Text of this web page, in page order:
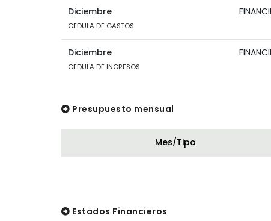
Diciembre
CEDULA DE GASTOS
Diciembre
CEDULA DE INGRESOS
Presupuesto mensual
Mes/Tipo
Estados Financieros